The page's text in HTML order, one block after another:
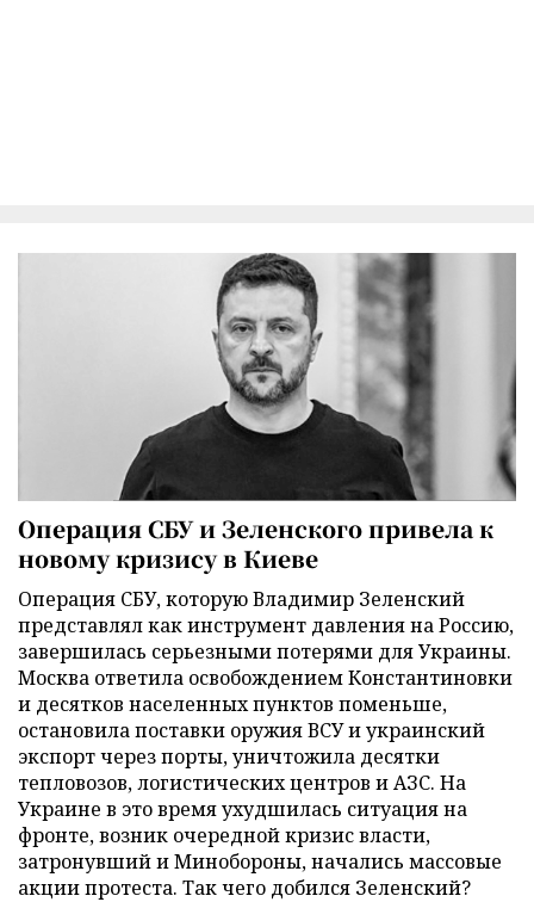
Операция СБУ и Зеленского привела к
новому кризису в Киеве
Операция СБУ, которую Владимир Зеленский
представлял как инструмент давления на Россию,
завершилась серьезными потерями для Украины.
Москва ответила освобождением Константиновки
и десятков населенных пунктов поменьше,
остановила поставки оружия ВСУ и украинский
экспорт через порты, уничтожила десятки
тепловозов, логистических центров и АЗС. На
Украине в это время ухудшилась ситуация на
фронте, возник очередной кризис власти,
затронувший и Минобороны, начались массовые
акции протеста. Так чего добился Зеленский?